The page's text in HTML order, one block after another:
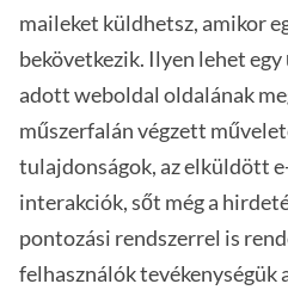
maileket küldhetsz, amikor
bekövetkezik. Ilyen lehet
adott weboldal oldalának
műszerfalán végzett
tulajdonságok, az elküldött
interakciók, sőt még a
pontozási rendszerrel is
felhasználók tevékenységük